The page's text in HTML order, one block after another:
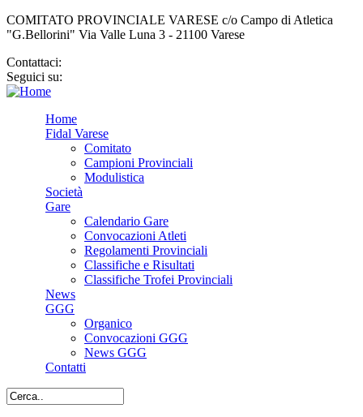
COMITATO PROVINCIALE VARESE c/o Campo di Atletica
"G.Bellorini" Via Valle Luna 3 - 21100 Varese
Contattaci:
Seguici su:
Home
Fidal Varese
Comitato
Campioni Provinciali
Modulistica
Società
Gare
Calendario Gare
Convocazioni Atleti
Regolamenti Provinciali
Classifiche e Risultati
Classifiche Trofei Provinciali
News
GGG
Organico
Convocazioni GGG
News GGG
Contatti
Cerca